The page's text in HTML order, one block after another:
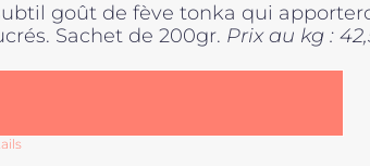
goût de fève tonka qui
Sachet de 200gr. Prix au kg :